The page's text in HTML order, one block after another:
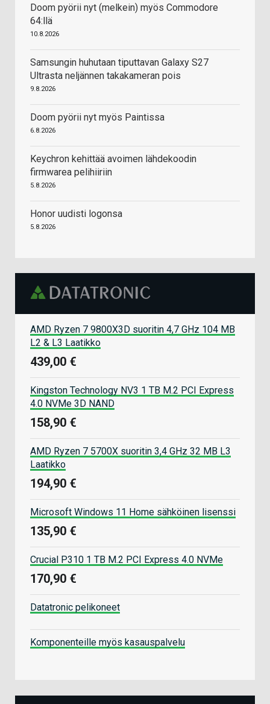
Doom pyörii nyt (melkein) myös Commodore
64:llä
10.8.2026
Samsungin huhutaan tiputtavan Galaxy S27
Ultrasta neljännen takakameran pois
9.8.2026
Doom pyörii nyt myös Paintissa
6.8.2026
Keychron kehittää avoimen lähdekoodin
firmwarea pelihiiriin
5.8.2026
Honor uudisti logonsa
5.8.2026
AMD Ryzen 7 9800X3D suoritin 4,7 GHz 104 MB
L2 & L3 Laatikko
439,00 €
Kingston Technology NV3 1 TB M.2 PCI Express
4.0 NVMe 3D NAND
158,90 €
AMD Ryzen 7 5700X suoritin 3,4 GHz 32 MB L3
Laatikko
194,90 €
Microsoft Windows 11 Home sähköinen lisenssi
135,90 €
Crucial P310 1 TB M.2 PCI Express 4.0 NVMe
170,90 €
Datatronic pelikoneet
Komponenteille myös kasauspalvelu